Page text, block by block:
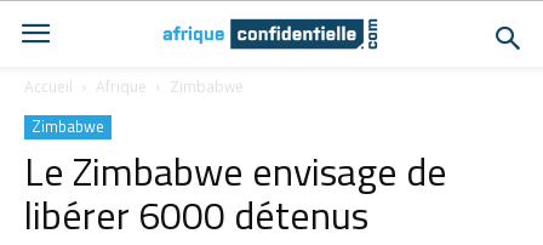
Accueil Afrique Zimbabwe
Zimbabwe
Le Zimbabwe envisage de
libérer 6000 détenus